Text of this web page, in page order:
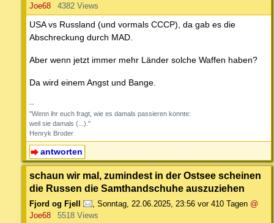
Joe68
4382 Views
USA vs Russland (und vormals CCCP), da gab es die
Abschreckung durch MAD.
Aber wenn jetzt immer mehr Länder solche Waffen haben?
Da wird einem Angst und Bange.
--
"Wenn ihr euch fragt, wie es damals passieren konnte:
weil sie damals (...)."
Henryk Broder
antworten
schaun wir mal, zumindest in der Ostsee scheinen
die Russen die Samthandschuhe auszuziehen
Fjord og Fjell , Sonntag, 22.06.2025, 23:56 vor 410 Tagen @
Joe68
5518 Views